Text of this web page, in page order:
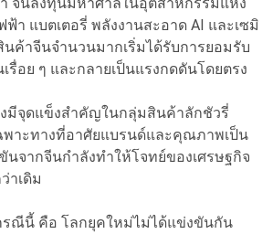
า แบตเตอรี่ พลังงานสะอาด AI และเซมิ
ค้าจีนจำนวนมากเริ่มได้รับการยอมรับ
รื่อย ๆ และกลายเป็นแรงกดดันโดยตรง
งมีจุดแข็งสำคัญในกลุ่มสินค้าลักชัวรี่
พาะทางที่อาศัยแบรนด์และคุณภาพเป็น
จากจีนกำลังทำให้โจทย์ของเศรษฐกิจ
าเดิม
ณีนี้ คือ โลกยุคใหม่ไม่ได้แข่งขันกัน